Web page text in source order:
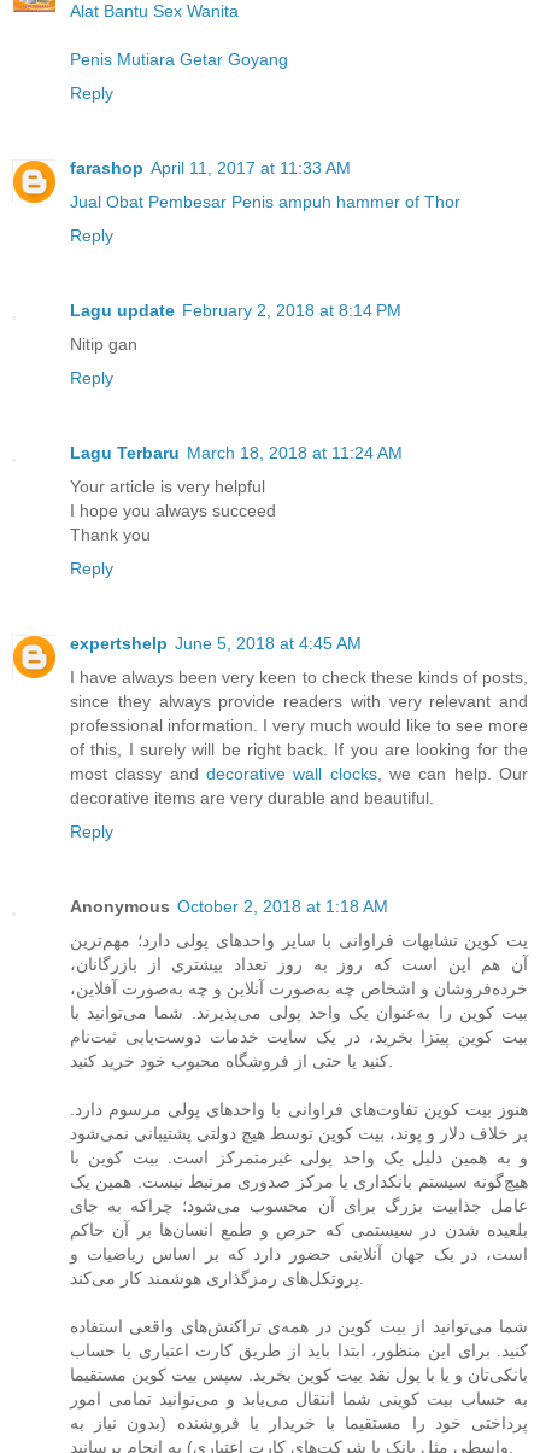
Alat Bantu Sex Wanita
Penis Mutiara Getar Goyang
Reply
farashop April 11, 2017 at 11:33 AM
Jual Obat Pembesar Penis ampuh hammer of Thor
Reply
Lagu update February 2, 2018 at 8:14 PM
Nitip gan
Reply
Lagu Terbaru March 18, 2018 at 11:24 AM
Your article is very helpful
I hope you always succeed
Thank you
Reply
expertshelp June 5, 2018 at 4:45 AM
I have always been very keen to check these kinds of posts,
since they always provide readers with very relevant and
professional information. I very much would like to see more
of this, I surely will be right back. If you are looking for the
most classy and decorative wall clocks, we can help. Our
decorative items are very durable and beautiful.
Reply
Anonymous October 2, 2018 at 1:18 AM
یت‌ کوین تشابهات فراوانی با سایر واحدهای پولی دارد؛ مهم‌ترین
آن هم این است که روز به روز تعداد بیشتری از بازرگانان،
خرده‌فروشان و اشخاص چه به‌صورت آنلاین و چه به‌صورت آفلاین،
بیت‌ کوین را به‌عنوان یک واحد پولی می‌پذیرند. شما می‌توانید با
بیت‌ کوین پیتزا بخرید، در یک سایت خدمات دوست‌یابی ثبت‌نام
هنوز بیت‌ کوین تفاوت‌های فراوانی با واحدهای پولی مرسوم دارد.
بر خلاف دلار و پوند، بیت‌ کوین توسط هیچ دولتی پشتیبانی نمی‌شود
و به همین دلیل یک واحد پولی غیرمتمرکز است. بیت‌ کوین با
هیچ‌گونه سیستم بانکداری یا مرکز صدوری مرتبط نیست. همین یک
عامل جذابیت بزرگ برای آن محسوب می‌شود؛ چراکه به جای
بلعیده شدن در سیستمی که حرص و طمع انسان‌ها بر آن حاکم
است، در یک جهان آنلاینی حضور دارد که بر اساس ریاضیات و
شما می‌توانید از بیت‌ کوین در همه‌ی تراکنش‌های واقعی استفاده
کنید. برای این منظور، ابتدا باید از طریق کارت اعتباری یا حساب
بانکی‌تان و یا با پول نقد بیت‌ کوین بخرید. سپس بیت‌ کوین مستقیما
به حساب بیت‌ کوینی شما انتقال می‌یابد و می‌توانید تمامی امور
پرداختی خود را مستقیما با خریدار یا فروشنده (بدون نیاز به